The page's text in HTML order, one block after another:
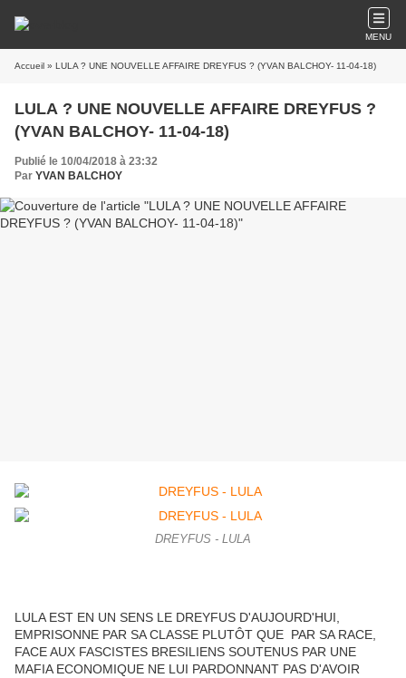
MENU
Accueil » LULA ? UNE NOUVELLE AFFAIRE DREYFUS ? (YVAN BALCHOY- 11-04-18)
LULA ? UNE NOUVELLE AFFAIRE DREYFUS ?
(YVAN BALCHOY- 11-04-18)
Publié le 10/04/2018 à 23:32
Par YVAN BALCHOY
DREYFUS - LULA
LULA EST EN UN SENS LE DREYFUS D'AUJOURD'HUI,
EMPRISONNE PAR SA CLASSE PLUTÔT QUE PAR SA RACE,
FACE AUX FASCISTES BRESILIENS SOUTENUS PAR UNE
MAFIA ECONOMIQUE NE LUI PARDONNANT PAS D'AVOIR